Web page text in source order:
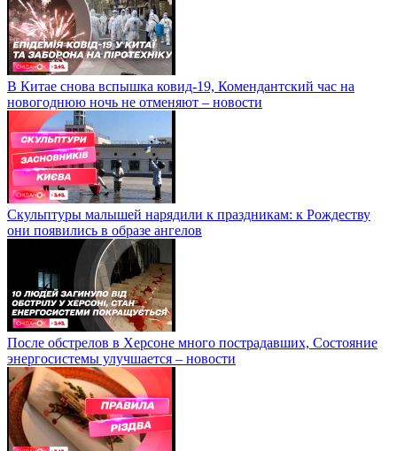
В Китае снова вспышка ковид-19, Комендантский час на
новогоднюю ночь не отменяют – новости
Скульптуры малышей нарядили к праздникам: к Рождеству
они появились в образе ангелов
После обстрелов в Херсоне много пострадавших, Состояние
энергосистемы улучшается – новости